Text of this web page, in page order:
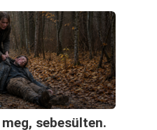
sebesülten.